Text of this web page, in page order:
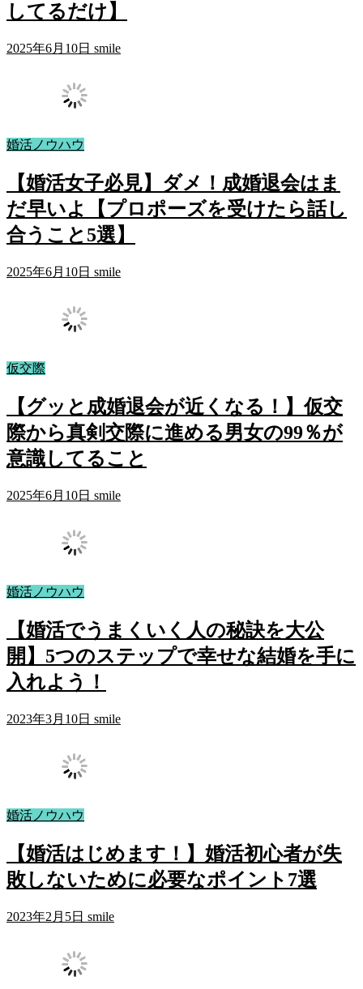
してるだけ】
2025年6月10日 smile
婚活ノウハウ
【婚活女子必見】ダメ！成婚退会はま
だ早いよ【プロポーズを受けたら話し
合うこと5選】
2025年6月10日 smile
仮交際
【グッと成婚退会が近くなる！】仮交
際から真剣交際に進める男女の99％が
意識してること
2025年6月10日 smile
婚活ノウハウ
【婚活でうまくいく人の秘訣を大公
開】5つのステップで幸せな結婚を手に
入れよう！
2023年3月10日 smile
婚活ノウハウ
【婚活はじめます！】婚活初心者が失
敗しないために必要なポイント7選
2023年2月5日 smile